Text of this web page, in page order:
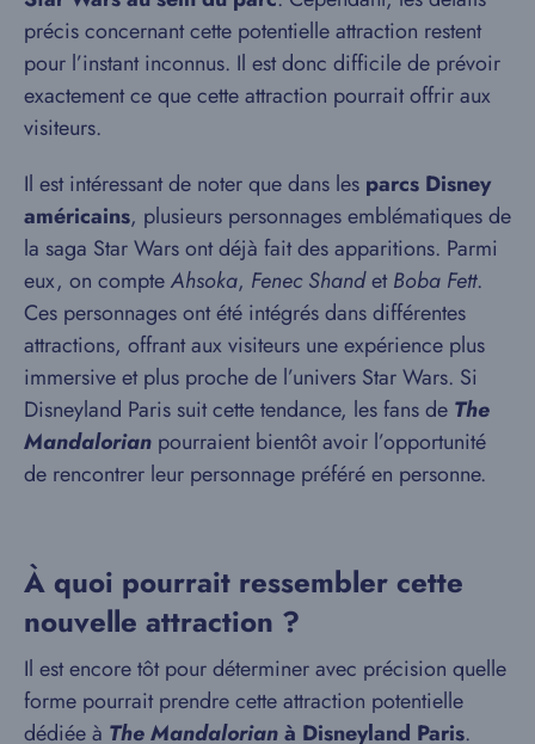
précis concernant cette potentielle attraction restent
pour l’instant inconnus. Il est donc difficile de prévoir
exactement ce que cette attraction pourrait offrir aux
visiteurs.
Il est intéressant de noter que dans les parcs Disney
américains, plusieurs personnages emblématiques de
la saga Star Wars ont déjà fait des apparitions. Parmi
eux, on compteAhsoka, Fenec ShandetBoba Fett.
Ces personnages ont été intégrés dans différentes
attractions, offrant aux visiteurs une expérience plus
immersive et plus proche de l’univers Star Wars. Si
Disneyland Paris suit cette tendance, les fans de The
Mandalorian pourraient bientôt avoir l’opportunité
de rencontrer leur personnage préféré en personne.
À quoi pourrait ressembler cette
nouvelle attraction ?
Il est encore tôt pour déterminer avec précision quelle
forme pourrait prendre cette attraction potentielle
dédiée à The Mandalorianà Disneyland Paris.